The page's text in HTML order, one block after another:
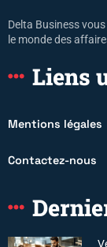
Delta Business
le monde des
Liens
Mentions légales
Contactez-nous